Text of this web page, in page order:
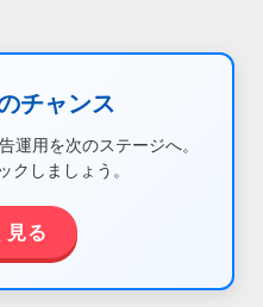
チャンス
運用を次のステージへ。
クしましょう。
見る